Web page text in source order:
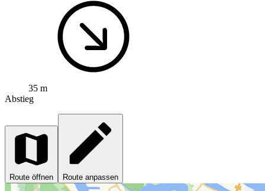
35 m
Abstieg
Route öffnen Route anpassen